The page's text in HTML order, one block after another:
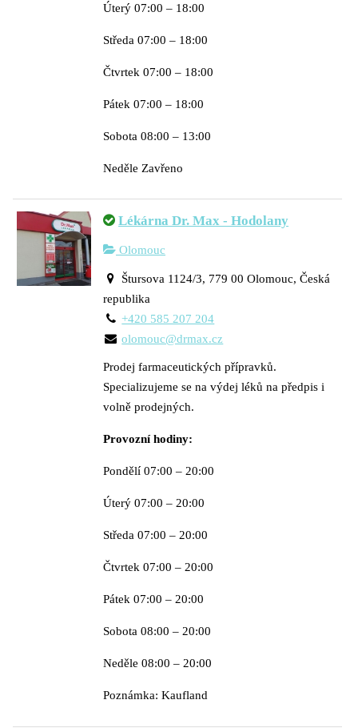
Úterý 07:00 – 18:00
Středa 07:00 – 18:00
Čtvrtek 07:00 – 18:00
Pátek 07:00 – 18:00
Sobota 08:00 – 13:00
Neděle Zavřeno
Lékárna Dr. Max - Hodolany
Olomouc
Štursova 1124/3, 779 00 Olomouc, Česká
republika
+420 585 207 204
olomouc@drmax.cz
Prodej farmaceutických přípravků.
Specializujeme se na výdej léků na předpis i
volně prodejných.
Provozní hodiny:
Pondělí 07:00 – 20:00
Úterý 07:00 – 20:00
Středa 07:00 – 20:00
Čtvrtek 07:00 – 20:00
Pátek 07:00 – 20:00
Sobota 08:00 – 20:00
Neděle 08:00 – 20:00
Poznámka: Kaufland